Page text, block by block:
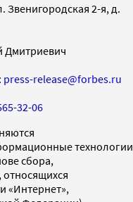
Звенигородская 2-я, д.
Дмитриевич
press-release@forbes.ru
32-06
технологии
сбора,
относящихся
«Интернет»,